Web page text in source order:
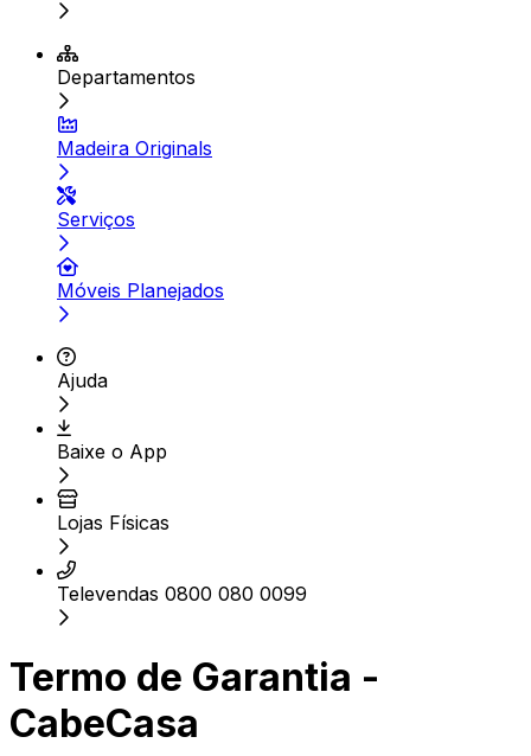
Departamentos
Madeira Originals
Serviços
Móveis Planejados
Ajuda
Baixe o App
Lojas Físicas
Televendas 0800 080 0099
Termo de Garantia -
CabeCasa